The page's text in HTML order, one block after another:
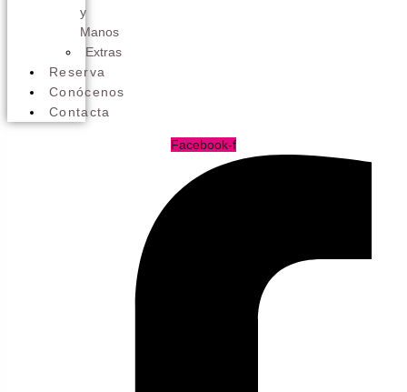
y
Manos
Extras
Reserva
Conócenos
Contacta
Facebook-f